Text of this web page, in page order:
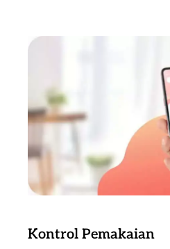
Kontrol Pemakaian